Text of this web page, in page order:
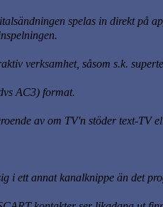
spelas in direkt på
verksamhet, såsom s.k.
AC3) format.
av om TV'n stöder text-TV
i ett annat kanalknippe än det